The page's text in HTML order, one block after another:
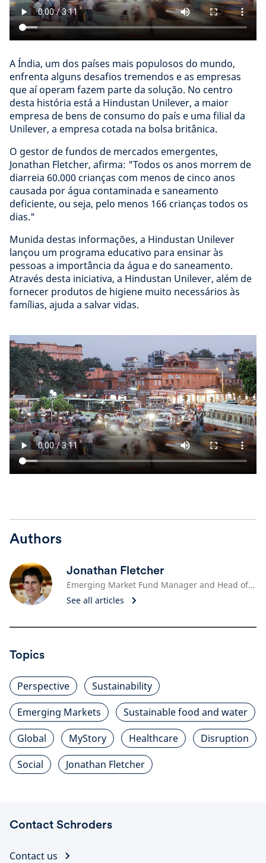
A Índia, um dos países mais populosos do mundo,
enfrenta alguns desafios tremendos e as empresas
que aí operam fazem parte da solução. No centro
desta história está a Hindustan Unilever, a maior
empresa de bens de consumo do país e uma filial da
Unilever, a empresa cotada na bolsa britânica.
O gestor de fundos de mercados emergentes,
Jonathan Fletcher, afirma: "Todos os anos morrem de
diarreia 60.000 crianças com menos de cinco anos
causada por água contaminada e saneamento
deficiente, ou seja, pelo menos 166 crianças todos os
dias."
Munida destas informações, a Hindustan Unilever
lançou um programa educativo para ensinar às
pessoas a importância da água e do saneamento.
Através desta iniciativa, a Hindustan Unilever, além de
fornecer produtos de higiene muito necessários às
famílias, ajuda a salvar vidas.
Authors
Jonathan Fletcher
Emerging Market Fund Manager and Head of EM Sustainability Research
See all articles
Topics
Perspective
Sustainability
Emerging Markets
Sustainable food and water
Global
MyStory Healthcare
Disruption
Social
Jonathan Fletcher
Contact Schroders
Contact us